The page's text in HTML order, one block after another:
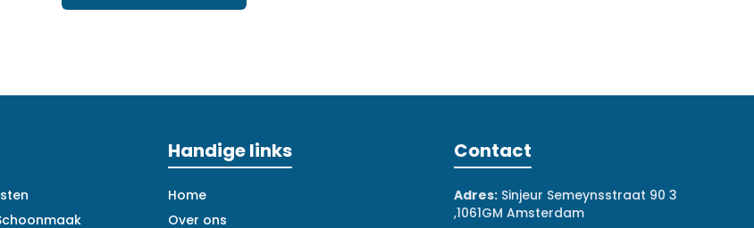
Handige links
Home
Over ons
Contact
Adres: Sinjeur Semeynsstraat 90 3
,1061GM Amsterdam